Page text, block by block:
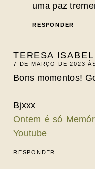
uma paz
RESPONDER
TERESA ISABEL
7 DE MARÇO DE 2023
Bons momentos!
Bjxxx
Ontem é só
Youtube
RESPONDER